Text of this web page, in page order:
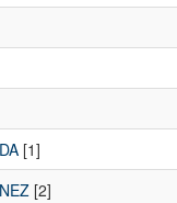
[1]
[2]